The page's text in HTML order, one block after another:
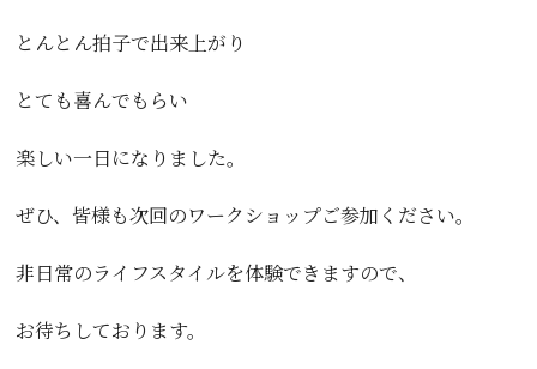
とんとん拍子で出来上がり
とても喜んでもらい
楽しい一日になりました。
ぜひ、皆様も次回のワークショップご参加ください。
非日常のライフスタイルを体験できますので、
お待ちしております。